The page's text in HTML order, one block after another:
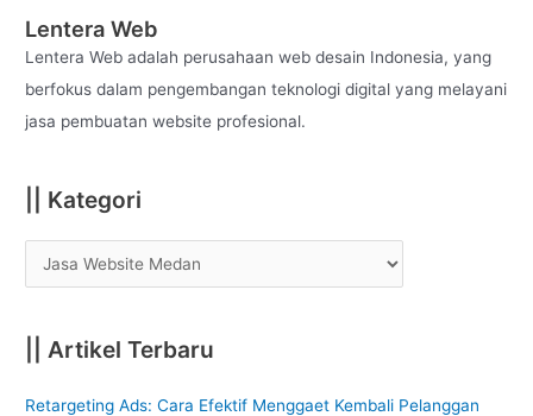
c
h
f
o
Lentera Web
Lentera Web adalah perusahaan web desain Indonesia, yang
berfokus dalam pengembangan teknologi digital yang melayani
jasa pembuatan website profesional.
|| Kategori
|| Artikel Terbaru
Retargeting Ads: Cara Efektif Menggaet Kembali Pelanggan